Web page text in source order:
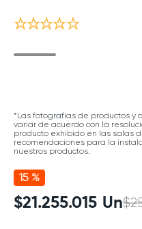
*Las fotografías de productos y
variar de acuerdo con la
producto exhibido en las salas
recomendaciones para la
nuestros productos.
15 %
$21 .255.015 Un$